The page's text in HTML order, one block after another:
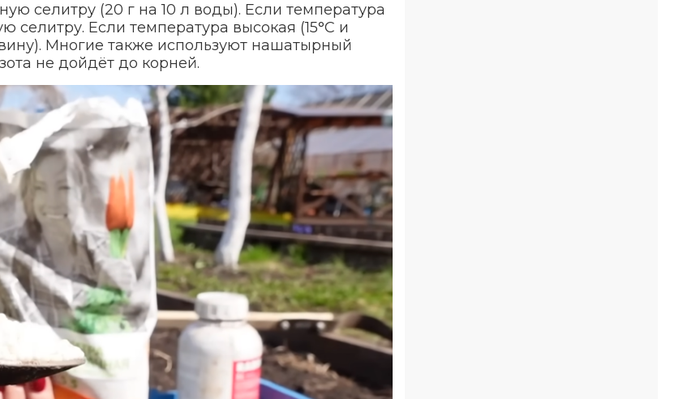
селитру (20 г на 10 л воды). Если температура
селитру. Если температура высокая (15°С и
Многие также используют нашатырный
не дойдёт до корней.